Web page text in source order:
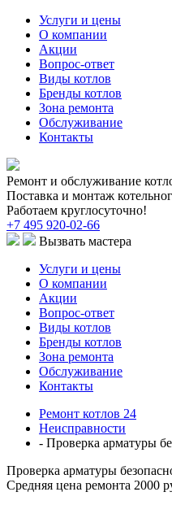
Услуги и цены
О компании
Акции
Вопрос-ответ
Виды котлов
Бренды котлов
Зона ремонта
Обслуживание
Контакты
Ремонт и обслуживание
Поставка и монтаж
Работаем круглосуточно!
+7 495 920-02-66
Вызвать мастера
Услуги и цены
О компании
Акции
Вопрос-ответ
Виды котлов
Бренды котлов
Зона ремонта
Обслуживание
Контакты
Ремонт котлов 24
Неисправности
- Проверка арматуры
Проверка арматуры
Средняя цена ремонта 2000